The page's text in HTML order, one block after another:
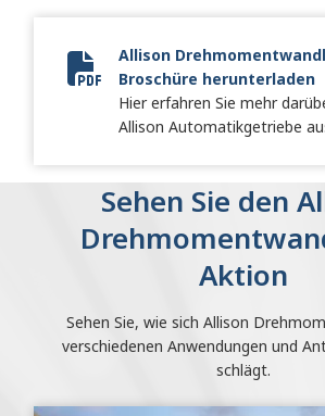
Torque Converter Brochure
Allison
Broschüre herunterladen
Hier erfahren Sie mehr
Allison Automatikgetriebe
Sehen Sie den
Aktion
Sehen Sie, wie sich Allison
verschiedenen Anwendungen und
schlägt.